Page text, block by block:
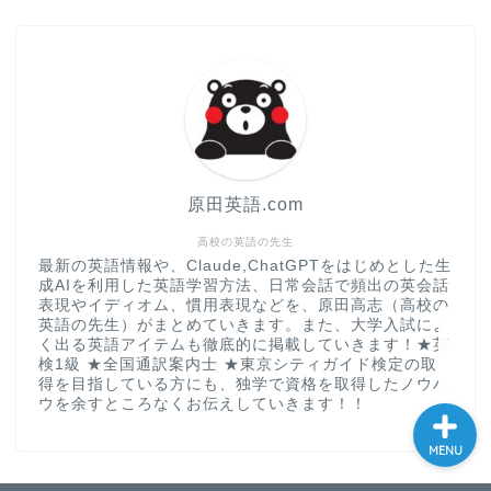
高校の英語の先生
原田英語.com
最新の英語情報や、Claude,ChatGPTをはじめとした生
成AIを利用した英語学習方法、日常会話で頻出の英会話
表現やイディオム、慣用表現などを、原田高志（高校の
英語の先生）がまとめていきます。また、大学入試によ
く出る英語アイテムも徹底的に掲載していきます！★英
検1級 ★全国通訳案内士 ★東京シティガイド検定の取
得を目指している方にも、独学で資格を取得したノウハ
ウを余すところなくお伝えしていきます！！
MENU
大学入試英語対策講座
英語名言・格言・カッコい
い英語＆素敵な英文フレー
CONTACT